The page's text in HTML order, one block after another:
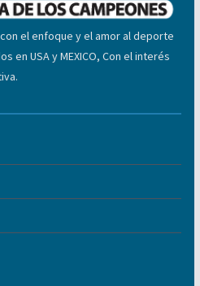
el enfoque y el amor al deporte
en USA y MEXICO, Con el interés